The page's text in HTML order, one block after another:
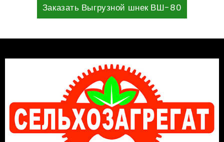
Заказать Выгрузной шнек ВШ-80